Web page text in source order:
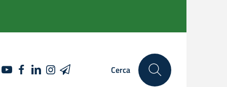
FACEBOOK
LINKEDIN
INSTAGRAM
TELEGRAM Cerca